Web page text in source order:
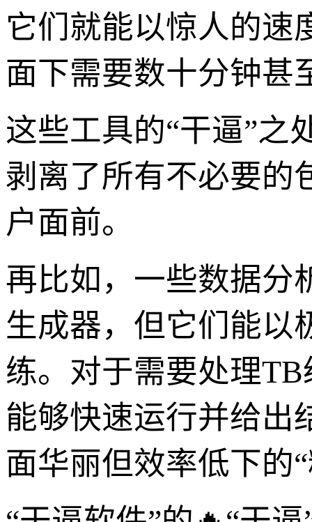
它们就能以惊人的速
面下需要数十分钟甚
这些工具的“干逼”之
剥离了所有不必要的
户面前。
再比如，一些数据分
生成器，但它们能以
练。对于需要处理
能够快速运行并给出
面华丽但效率低下的